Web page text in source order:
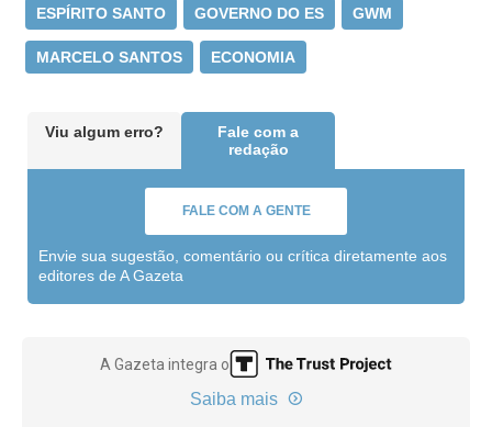
ESPÍRITO SANTO GOVERNO DO ES GWM
MARCELO SANTOS ECONOMIA
Viu algum erro?
Fale com a
redação
FALE COM A GENTE
Envie sua sugestão, comentário ou crítica diretamente aos
editores de A Gazeta
A Gazeta integra o
Saiba mais